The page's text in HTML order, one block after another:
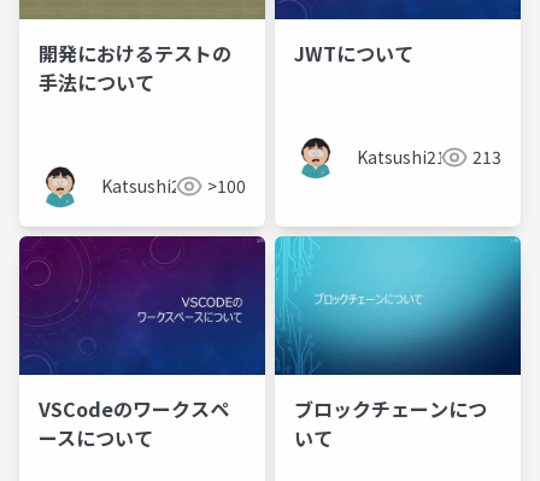
開発におけるテストの
手法について
Katsushi21 >100
JWTについて
Katsushi21 213
VSCodeのワークスペ
ースについて
ブロックチェーンにつ
いて